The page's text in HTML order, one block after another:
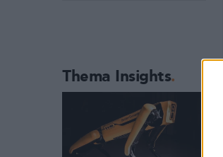
Thema Insights